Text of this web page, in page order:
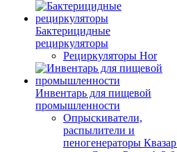
Бактерицидные
рециркуляторы
Рециркуляторы Hor
Инвентарь для пищевой
промышленности
Опрыскиватели,
распылители и
пеногенераторы Квазар